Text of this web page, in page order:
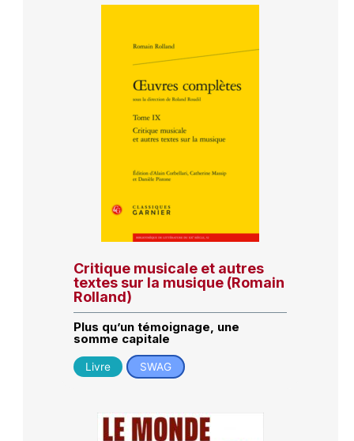
Critique musicale et autres
textes sur la musique (Romain
Rolland)
Plus qu’un témoignage, une
somme capitale
Livre SWAG